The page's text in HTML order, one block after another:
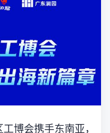
博会携手东南亚，